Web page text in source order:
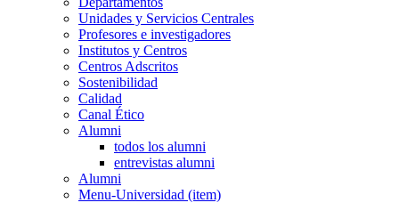
Unidades y Servicios Centrales
Profesores e investigadores
Institutos y Centros
Centros Adscritos
Sostenibilidad
Calidad
Canal Ético
Alumni
todos los alumni
entrevistas alumni
Alumni
Menu-Universidad (item)